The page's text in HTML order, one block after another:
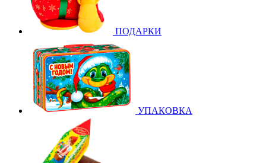
ПОДАРКИ
УПАКОВКА